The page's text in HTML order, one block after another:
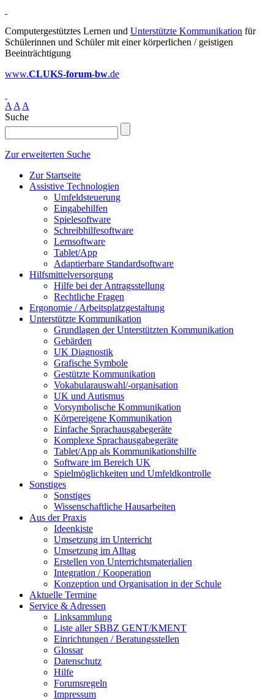
Computergestütztes Lernen und Unterstützte Kommunikation für
Schülerinnen und Schüler mit einer körperlichen / geistigen
Beeinträchtigung
www.CLUKS-forum-bw.de
A A A
Suche
Zur erweiterten Suche
Zur Startseite
Assistive Technologien
Umfeldsteuerung
Eingabehilfen
Spielesoftware
Schreibhilfesoftware
Lernsoftware
Tablet/App
Adaptierbare Standardsoftware
Hilfsmittelversorgung
Hilfe bei der Antragsstellung
Rechtliche Fragen
Ergonomie / Arbeitsplatzgestaltung
Unterstützte Kommunikation
Grundlagen der Unterstützten Kommunikation
Gebärden
UK Diagnostik
Grafische Symbole
Gestützte Kommunikation
Vokabularauswahl/-organisation
UK und Autismus
Vorsymbolische Kommunikation
Körpereigene Kommunikation
Einfache Sprachausgabegeräte
Komplexe Sprachausgabegeräte
Tablet/App als Kommunikationshilfe
Software im Bereich UK
Spielmöglichkeiten und Umfeldkontrolle
Sonstiges
Sonstiges
Wissenschaftliche Hausarbeiten
Aus der Praxis
Ideenkiste
Umsetzung im Unterricht
Umsetzung im Alltag
Erstellen von Unterrichtsmaterialien
Integration / Kooperation
Konzeption und Organisation in der Schule
Aktuelle Termine
Service & Adressen
Linksammlung
Liste aller SBBZ GENT/KMENT
Einrichtungen / Beratungsstellen
Glossar
Datenschutz
Hilfe
Forumsregeln
Impressum